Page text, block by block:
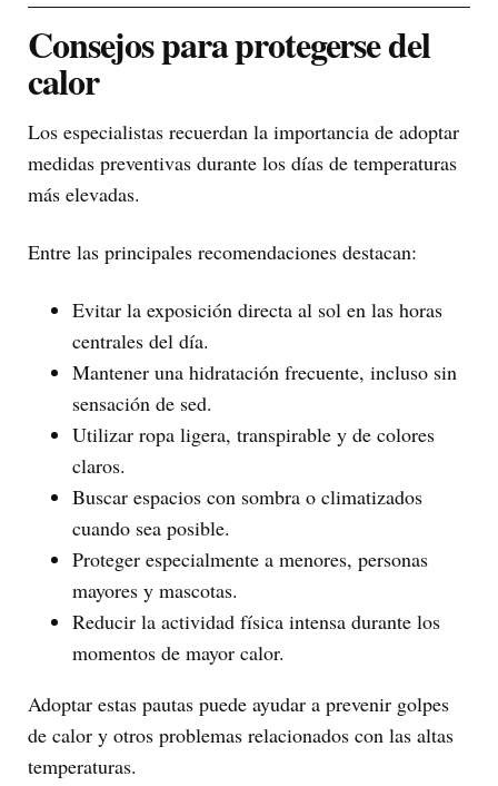
Consejos para protegerse del
calor
Los especialistas recuerdan la importancia de adoptar
medidas preventivas durante los días de temperaturas
más elevadas.
Entre las principales recomendaciones destacan:
Evitar la exposición directa al sol en las horas
centrales del día.
Mantener una hidratación frecuente, incluso sin
sensación de sed.
Utilizar ropa ligera, transpirable y de colores
claros.
Buscar espacios con sombra o climatizados
cuando sea posible.
Proteger especialmente a menores, personas
mayores y mascotas.
Reducir la actividad física intensa durante los
momentos de mayor calor.
Adoptar estas pautas puede ayudar a prevenir golpes
de calor y otros problemas relacionados con las altas
temperaturas.